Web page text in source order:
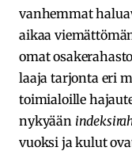
vanhemmat
aikaa
omat
laaja tarjonta eri
toimialoille
nykyään
vuoksi ja kulut